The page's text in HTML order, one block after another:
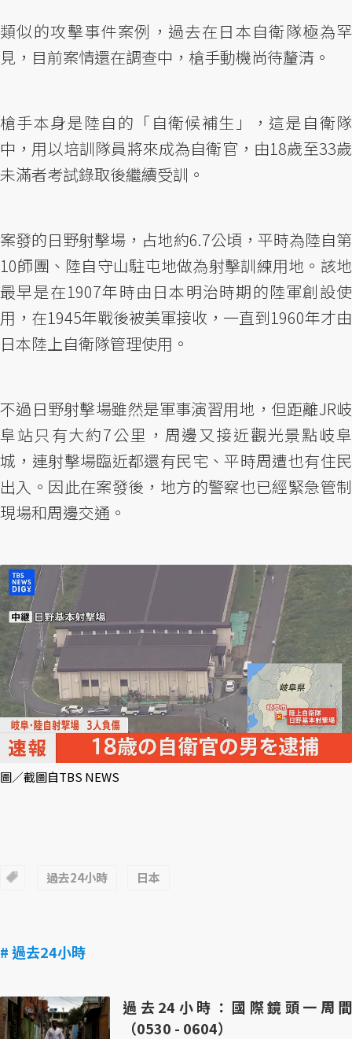
類似的攻擊事件案例，過去在日本自衛隊極為罕
見，目前案情還在調查中，槍手動機尚待釐清。
槍手本身是陸自的「自衛候補生」，這是自衛隊
中，用以培訓隊員將來成為自衛官，由18歲至33歲
未滿者考試錄取後繼續受訓。
案發的日野射擊場，占地約6.7公頃，平時為陸自第
10師團、陸自守山駐屯地做為射擊訓練用地。該地
最早是在1907年時由日本明治時期的陸軍創設使
用，在1945年戰後被美軍接收，一直到1960年才由
日本陸上自衛隊管理使用。
不過日野射擊場雖然是軍事演習用地，但距離JR岐
阜站只有大約7公里，周邊又接近觀光景點岐阜
城，連射擊場臨近都還有民宅、平時周遭也有住民
出入。因此在案發後，地方的警察也已經緊急管制
現場和周邊交通。
圖／截圖自TBS NEWS
過去24小時 日本
# 過去24小時
過去24小時：國際鏡頭一周間
（0530 - 0604）